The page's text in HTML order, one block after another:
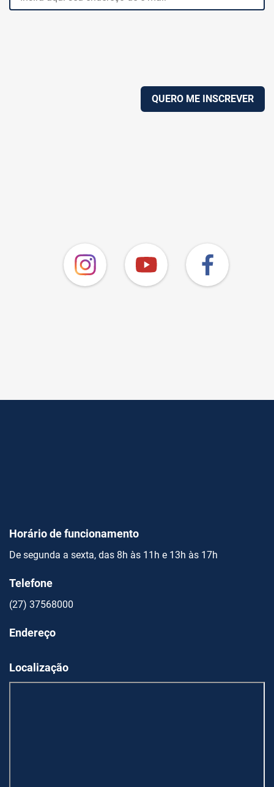
QUERO ME INSCREVER
Horário de funcionamento
De segunda a sexta, das 8h às 11h e 13h às 17h
Telefone
(27) 37568000
Endereço
Localização